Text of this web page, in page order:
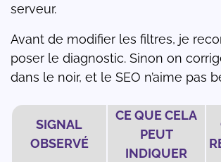
serveur.
Avant de modifier les filtres, je
poser le diagnostic. Sinon on
dans le noir, et le SEO n’aime pas
SIGNAL
OBSERVÉ
CE QUE CELA
PEUT
INDIQUER